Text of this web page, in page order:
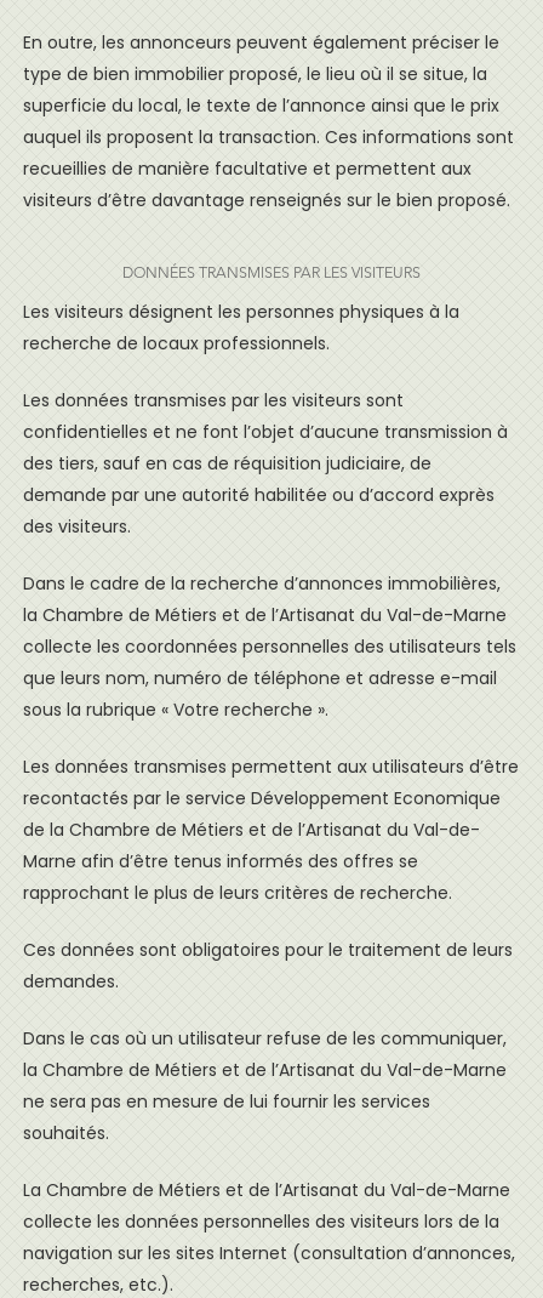
En outre, les annonceurs peuvent également préciser le
type de bien immobilier proposé, le lieu où il se situe, la
superficie du local, le texte de l’annonce ainsi que le prix
auquel ils proposent la transaction. Ces informations sont
recueillies de manière facultative et permettent aux
visiteurs d’être davantage renseignés sur le bien proposé.
DONNÉES TRANSMISES PAR LES VISITEURS
Les visiteurs désignent les personnes physiques à la
recherche de locaux professionnels.
Les données transmises par les visiteurs sont
confidentielles et ne font l’objet d’aucune transmission à
des tiers, sauf en cas de réquisition judiciaire, de
demande par une autorité habilitée ou d’accord exprès
des visiteurs.
Dans le cadre de la recherche d’annonces immobilières,
la Chambre de Métiers et de l’Artisanat du Val-de-Marne
collecte les coordonnées personnelles des utilisateurs tels
que leurs nom, numéro de téléphone et adresse e-mail
sous la rubrique « Votre recherche ».
Les données transmises permettent aux utilisateurs d’être
recontactés par le service Développement Economique
de la Chambre de Métiers et de l’Artisanat du Val-de-
Marne afin d’être tenus informés des offres se
rapprochant le plus de leurs critères de recherche.
Ces données sont obligatoires pour le traitement de leurs
demandes.
Dans le cas où un utilisateur refuse de les communiquer,
la Chambre de Métiers et de l’Artisanat du Val-de-Marne
ne sera pas en mesure de lui fournir les services
souhaités.
La Chambre de Métiers et de l’Artisanat du Val-de-Marne
collecte les données personnelles des visiteurs lors de la
navigation sur les sites Internet (consultation d’annonces,
recherches, etc.).